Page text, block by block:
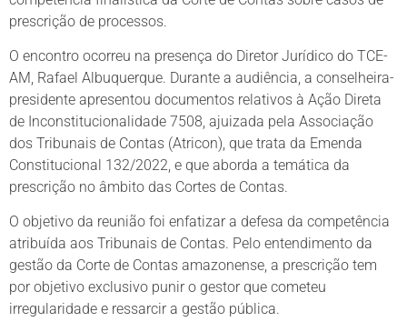
prescrição de processos.
O encontro ocorreu na presença do Diretor Jurídico do TCE-
AM, Rafael Albuquerque. Durante a audiência, a conselheira-
presidente apresentou documentos relativos à Ação Direta
de Inconstitucionalidade 7508, ajuizada pela Associação
dos Tribunais de Contas (Atricon), que trata da Emenda
Constitucional 132/2022, e que aborda a temática da
prescrição no âmbito das Cortes de Contas.
O objetivo da reunião foi enfatizar a defesa da competência
atribuída aos Tribunais de Contas. Pelo entendimento da
gestão da Corte de Contas amazonense, a prescrição tem
por objetivo exclusivo punir o gestor que cometeu
irregularidade e ressarcir a gestão pública.